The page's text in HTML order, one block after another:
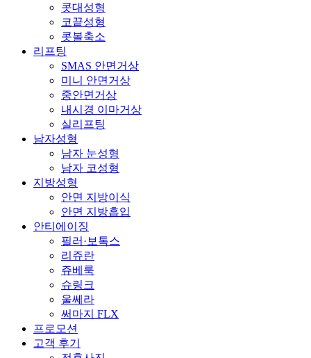
콧대성형
코끝성형
콧볼축소
리프팅
SMAS 안면거상
미니 안면거상
중안면거상
내시경 이마거상
실리프팅
남자성형
남자 눈성형
남자 코성형
지방성형
안면 지방이식
안면 지방흡입
안티에이징
필러·보톡스
리쥬란
쥬베룩
슈링크
울쎄라
써마지 FLX
프로모션
고객 후기